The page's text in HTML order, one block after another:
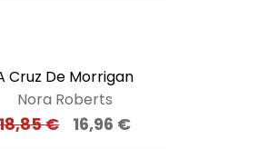
Cruz De Morrigan
Nora Roberts
€ 16,96 €